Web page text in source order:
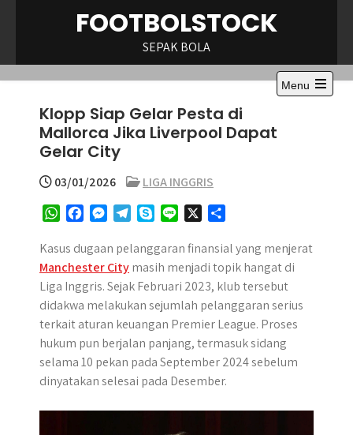
FOOTBOLSTOCK
SEPAK BOLA
Menu
Open
Klopp Siap Gelar Pesta di
Mallorca Jika Liverpool Dapat
Gelar City
03/01/2026
LIGA INGGRIS
W
a
t
s
A
c
e
b
o
o
s
s
e
n
r
l
e
g
r
y
p
e
n
e
a
r
e
Kasus dugaan pelanggaran finansial yang menjerat
Manchester Citymasih menjadi topik hangat di
Liga Inggris. Sejak Februari 2023, klub tersebut
didakwa melakukan sejumlah pelanggaran serius
terkait aturan keuangan Premier League. Proses
hukum pun berjalan panjang, termasuk sidang
selama 10 pekan pada September 2024 sebelum
dinyatakan selesai pada Desember.